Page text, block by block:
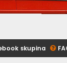
skupina